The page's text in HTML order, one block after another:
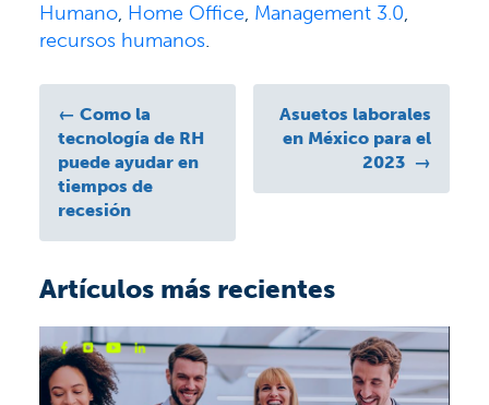
Humano, Home Office, Management 3.0,
recursos humanos.
← Como la
tecnología de RH
puede ayudar en
tiempos de
recesión
Asuetos laborales
en México para el
2023 →
Artículos más recientes